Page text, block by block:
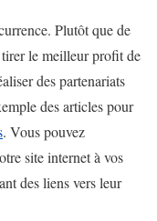
Plutôt que de
tirer le meilleur profit de
des partenariats
des articles pour
. Vous pouvez
site internet à vos
des liens vers leur